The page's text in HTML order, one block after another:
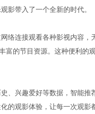
影带入了一个全新的时代。
络连接观看各种影视内容
富的节目资源。这种便利的
、兴趣爱好等数据，智能
的观影体验，让每一次观影